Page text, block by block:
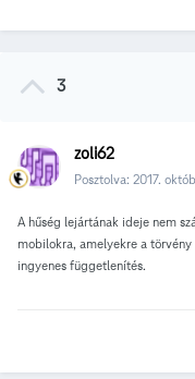
3
zoli62
Posztolva: 2017.
A hűség lejártának ideje nem
mobilokra, amelyekre a
ingyenes függetlenítés.